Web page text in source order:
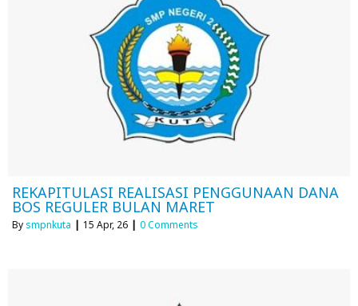
REKAPITULASI REALISASI PENGGUNAAN DANA
BOS REGULER BULAN MARET
By smpnkuta | 15 Apr, 26 | 0 Comments